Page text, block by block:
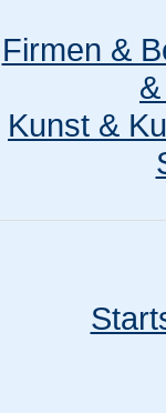
Firmen &
Kunst &